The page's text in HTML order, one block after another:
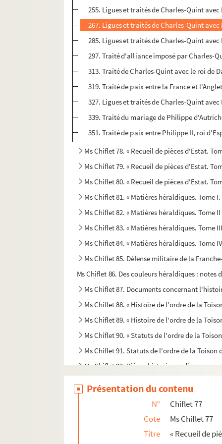
255. Ligues et traités de Charles-Quint
267. Ligues et traités de Charles-Quint
285. Ligues et traités de Charles-Quint
297. Traité d'alliance imposé par Charles-
313. Traité de Charles-Quint avec le roi de
319. Traité de paix entre la France et
327. Ligues et traités de Charles-Quint
339. Traité du mariage de Philippe
351. Traité de paix entre Philippe II, roi
Ms Chiflet 78. « Recueil de pièces d'Estat.
Ms Chiflet 79. « Recueil de pièces d'Estat.
Ms Chiflet 80. « Recueil de pièces d'Estat.
Ms Chiflet 81. « Matières héraldiques. Tome I.
Ms Chiflet 82. « Matières héraldiques. Tome II
Ms Chiflet 83. « Matières héraldiques. Tome
Ms Chiflet 84. « Matières héraldiques. Tome
Ms Chiflet 85. Défense militaire de la
Ms Chiflet 86. Des couleurs héraldiques : notes
Ms Chiflet 87. Documents concernant
Ms Chiflet 88. « Histoire de l'ordre de la
Ms Chiflet 89. « Histoire de l'ordre de la
Ms Chiflet 90. « Statuts de l'ordre de la
Ms Chiflet 91. Statuts de l'ordre de la Toison
Ms Chiflet 92. Pièces historiques diverses
Ms Chiflet 94. Lettres du président Bouhier, de
Présentation du contenu
N°
Chiflet 77
Cote
Ms Chiflet 77
Titre
« Recueil de